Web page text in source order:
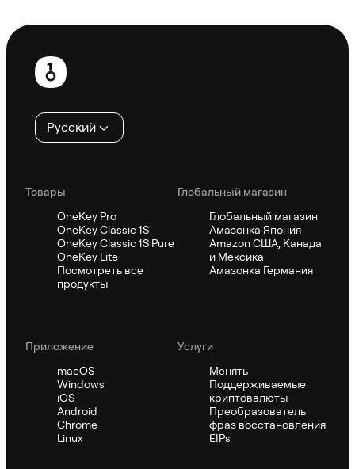
Нижний
колонтитул
Русский
Товары
OneKey Pro
OneKey Classic 1S
OneKey Classic 1S Pure
OneKey Lite
Посмотреть все
продукты
Глобальный магазин
Глобальный магазин
Амазонка Япония
Amazon США, Канада
и Мексика
Амазонка Германия
Приложение
macOS
Windows
iOS
Android
Chrome
Linux
Услуги
Менять
Поддерживаемые
криптовалюты
Преобразователь
фраз восстановления
EIPs